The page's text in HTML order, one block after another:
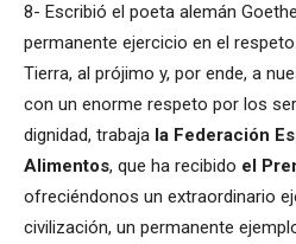
8- Escribió el poeta alemán
permanente ejercicio en el
Tierra, al prójimo y, por ende, a
con un enorme respeto por los
dignidad, trabaja la Federación
Alimentos, que ha recibido el
ofreciéndonos un extraordinario
civilización, un permanente